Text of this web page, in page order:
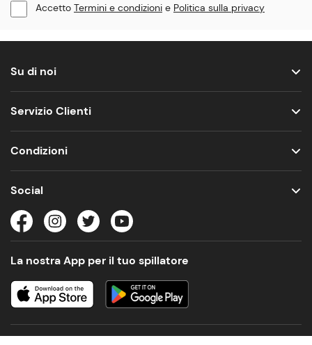
Accetto Termini e condizioni e Politica sulla privacy
Su di noi
Servizio Clienti
Condizioni
Social
La nostra App per il tuo spillatore